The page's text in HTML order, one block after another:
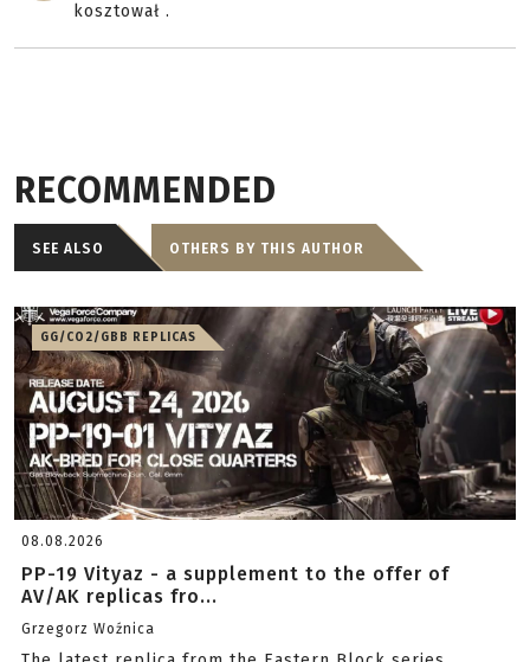
kosztował .
RECOMMENDED
SEE ALSO OTHERS BY THIS AUTHOR
GG/CO2/GBB REPLICAS
08.08.2026
PP-19 Vityaz - a supplement to the offer of
AV/AK replicas fro...
Grzegorz Woźnica